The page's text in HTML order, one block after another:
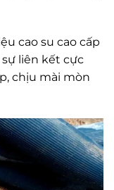
cao su cao cấp
sự liên kết cực
chịu mài mòn